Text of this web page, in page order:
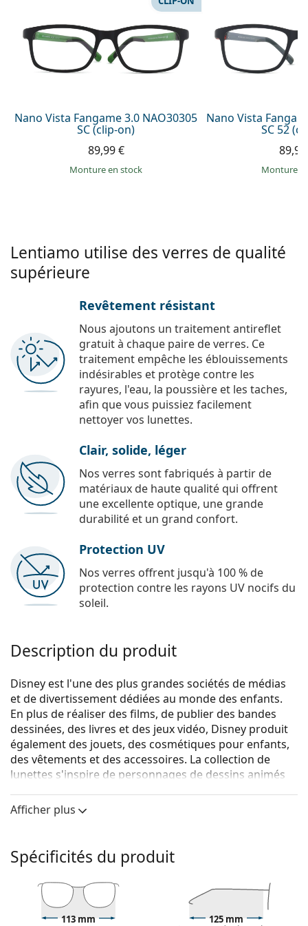
Prada
Toutes les marques
Nano Vista Fangame 3.0 NAO30305
SC (clip-on)
89,99 €
Monture en stock
Nano Vista
SC 52
Monture
Lentiamo utilise des verres de qualité
supérieure
Revêtement résistant
Nous ajoutons un traitement antireflet
gratuit à chaque paire de verres. Ce
traitement empêche les éblouissements
indésirables et protège contre les
rayures, l'eau, la poussière et les taches,
afin que vous puissiez facilement
nettoyer vos lunettes.
Clair, solide, léger
Nos verres sont fabriqués à partir de
matériaux de haute qualité qui offrent
une excellente optique, une grande
durabilité et un grand confort.
Protection UV
Nos verres offrent jusqu'à 100 % de
protection contre les rayons UV nocifs du
soleil.
Description du produit
Disney est l'une des plus grandes sociétés de médias
et de divertissement dédiées au monde des enfants.
En plus de réaliser des films, de publier des bandes
dessinées, des livres et des jeux vidéo, Disney produit
également des jouets, des cosmétiques pour enfants,
des vêtements et des accessoires. La collection de
lunettes s'inspire de personnages de dessins animés
combinaisons de couleurs ludiques.
Monture de lunettes de vue
La couleur noire de la monture s'accorde
parfaitement avec tous les teints et des cheveux
blonds clairs, châtains clairs ou noirs.
Afficher plus
Spécificités du produit
113 mm 125 mm